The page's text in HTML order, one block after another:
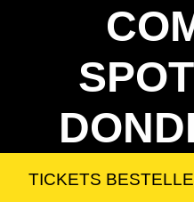
TICKETS